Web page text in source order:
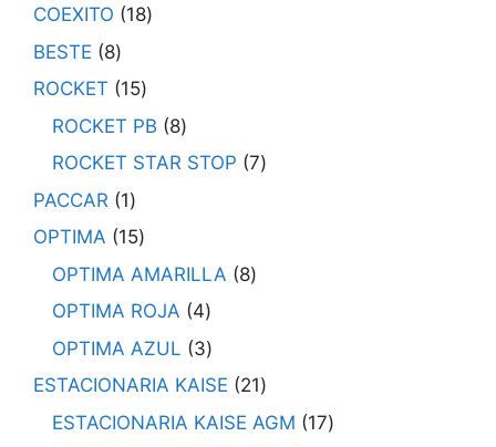
COEXITO
18
BESTE
8
ROCKET
15
ROCKET PB
8
ROCKET STAR STOP 7
PACCAR
1
OPTIMA
15
OPTIMA AMARILLA
8
OPTIMA ROJA
4
OPTIMA AZUL
3
ESTACIONARIA KAISE
21
ESTACIONARIA KAISE AGM
17